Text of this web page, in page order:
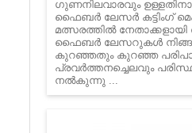
ഗുണനിലവാരവും
ഫൈബർ ലേസർ കട്ടിംഗ്
മത്സരത്തിൽ നേതാക്കളായി
ഫൈബർ ലേസറുകൾ
കുറഞ്ഞതും കുറഞ്ഞ
പ്രവർത്തനച്ചെലവും
നൽകുന്നു ...